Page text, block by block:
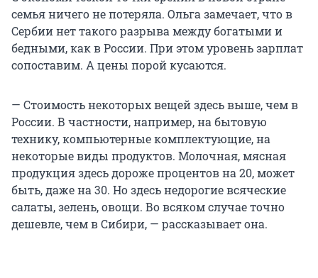
семья ничего не потеряла. Ольга замечает, что в
Сербии нет такого разрыва между богатыми и
бедными, как в России. При этом уровень зарплат
сопоставим. А цены порой кусаются.
— Стоимость некоторых вещей здесь выше, чем в
России. В частности, например, на бытовую
технику, компьютерные комплектующие, на
некоторые виды продуктов. Молочная, мясная
продукция здесь дороже процентов на 20, может
быть, даже на 30. Но здесь недорогие всяческие
салаты, зелень, овощи. Во всяком случае точно
дешевле, чем в Сибири, — рассказывает она.